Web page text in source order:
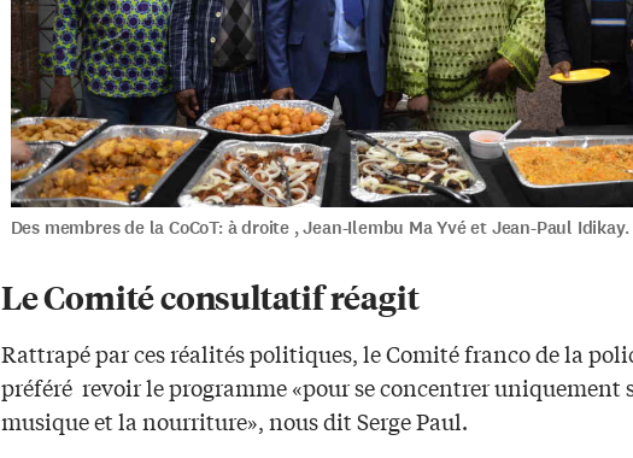
Des membres de la CoCoT: à droite , Jean-Ilembu Ma Yvé et Jean-Paul Idikay.
Le Comité consultatif réagit
Rattrapé par ces réalités politiques, le Comité franco de la
préféré revoir le programme «pour se concentrer uniquement
musique et la nourriture», nous dit Serge Paul.